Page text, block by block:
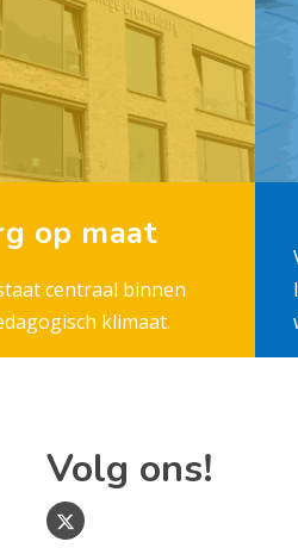
op maat
centraal binnen
klimaat.
Volg ons!